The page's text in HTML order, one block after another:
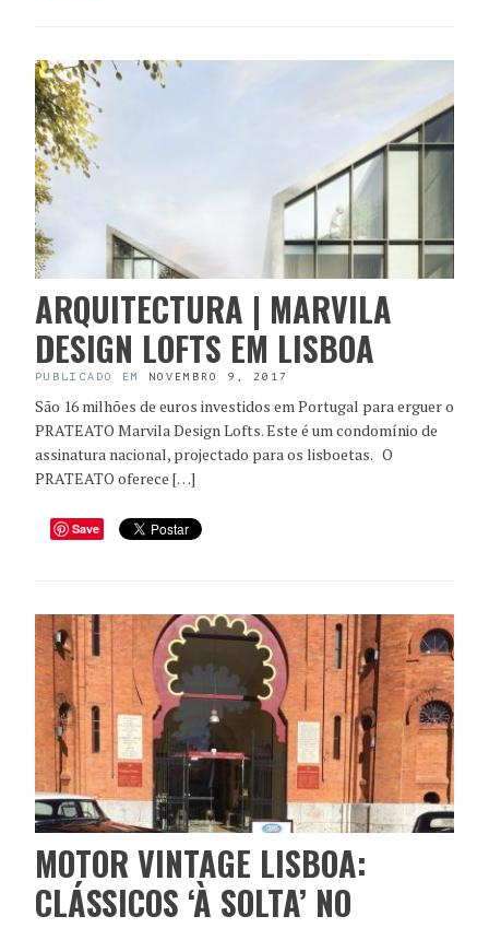
ARQUITECTURA | MARVILA
DESIGN LOFTS EM LISBOA
PUBLICADO EM NOVEMBRO 9, 2017
São 16 milhões de euros investidos em Portugal para erguer o
PRATEATO Marvila Design Lofts. Este é um condomínio de
assinatura nacional, projectado para os lisboetas. O
PRATEATO oferece […]
Save
MOTOR VINTAGE LISBOA:
CLÁSSICOS ‘À SOLTA’ NO